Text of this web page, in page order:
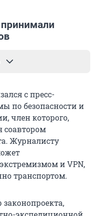
взгляд не имеющие
м власти
добровольных
вносили в
об изменении ст.
на
с пресс-
по безопасности и
член которого,
соавтором
Журналисту
и VPN,
транспортом.